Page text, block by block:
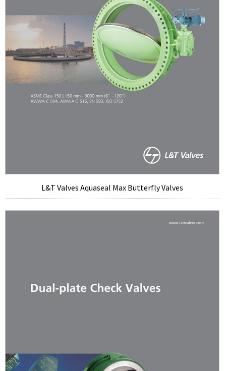
L&T Valves Aquaseal Max Butterfly Valves